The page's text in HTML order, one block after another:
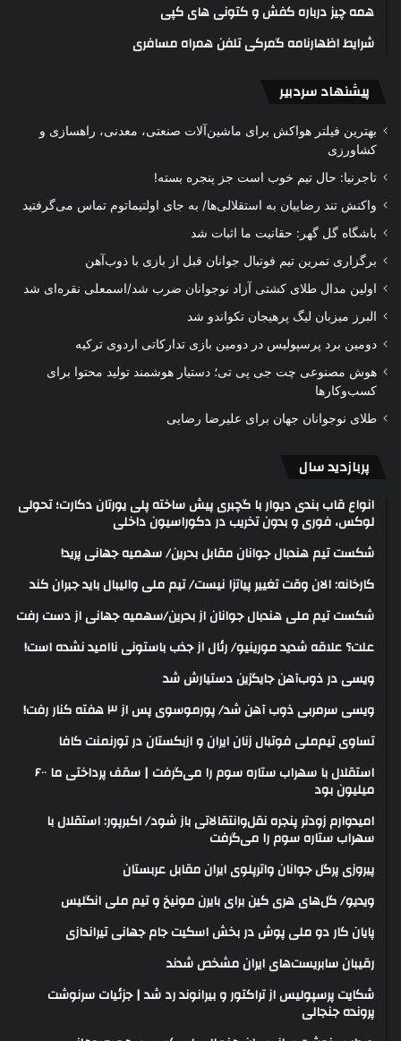
همه چیز درباره کفش و کتونی های کپی
شرایط اظهارنامه گمرکی تلفن همراه مسافری
پیشنهاد سردبیر
بهترین فیلتر هواکش برای ماشین‌آلات صنعتی، معدنی، راهسازی و
کشاورزی
تاجرنیا: حال تیم خوب است جز پنجره بسته!
واکنش تند رضاییان به استقلالی‌ها/ به جای اولتیماتوم تماس می‌گرفتید
باشگاه گل گهر: حقانیت ما اثبات شد
برگزاری تمرین تیم فوتبال جوانان قبل از بازی با ذوب‌آهن
اولین مدال طلای کشتی آزاد نوجوانان ضرب شد/اسمعلی نقره‌ای شد
البرز میزبان لیگ پرهیجان تکواندو شد
دومین برد پرسپولیس در دومین بازی تدارکاتی اردوی ترکیه
هوش مصنوعی چت جی پی تی؛ دستیار هوشمند تولید محتوا برای
کسب‌وکارها
طلای نوجوانان جهان برای علیرضا رضایی
پربازدید سال
انواع قاب بندی دیوار با گچبری پیش ساخته پلی یورتان دکارت؛ تحولی
لوکس، فوری و بدون تخریب در دکوراسیون داخلی
شکست تیم هندبال جوانان مقابل بحرین/ سهمیه جهانی پرید!
کارخانه: الان وقت تغییر پیاتزا نیست/ تیم ملی والیبال باید جبران کند
شکست تیم ملی هندبال جوانان از بحرین/سهمیه جهانی از دست رفت
علت؟ علاقه شدید مورینیو/ رئال از جذب باستونی ناامید نشده است!
ویسی در ذوب‌آهن جایگزین دستیارش شد
ویسی سرمربی ذوب آهن شد/ پورموسوی پس از ۳ هفته کنار رفت!
تساوی تیم‌ملی فوتبال زنان ایران و ازبکستان در تورنمنت کافا
استقلال با سهراب ستاره سوم را می‌گرفت | سقف پرداختی ما ۶۰۰
میلیون بود
امیدوارم زودتر پنجره نقل‌وانتقالاتی باز شود/ اکبرپور: استقلال با
سهراب ستاره سوم را می‌گرفت
پیروزی پرگل جوانان واترپلوی ایران مقابل عربستان
ویدیو/ گل‌های هری‌ کین برای بایرن مونیخ و تیم ملی انگلیس
پایان کار دو ملی پوش در بخش اسکیت جام جهانی تیراندازی
رقیبان سابریست‌های ایران مشخص شدند
شکایت پرسپولیس از تراکتور و بیرانوند رد شد | جزئیات سرنوشت
پرونده جنجالی